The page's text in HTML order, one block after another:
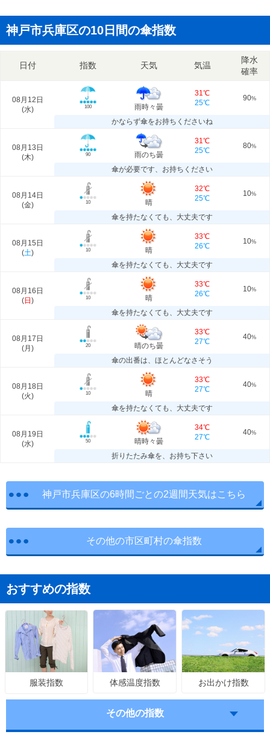
神戸市兵庫区の10日間の傘指数
日付 指数 天気 気温
降水
確率
08月12日
(水) 100 雨時々曇
31℃
25℃
90%
かならず傘をお持ちくださいね
08月13日
(木) 90 雨のち曇
31℃
25℃
80%
傘が必要です、お持ちください
08月14日
(金) 10 晴
32℃
25℃
10%
傘を持たなくても、大丈夫です
08月15日
(土) 10 晴
33℃
26℃
10%
傘を持たなくても、大丈夫です
08月16日
(日 ) 10 晴
33℃
26℃
10%
傘を持たなくても、大丈夫です
08月17日
(月 ) 20 晴のち曇
33℃
27℃
40%
傘の出番は、ほとんどなさそう
08月18日
(火) 10 晴
33℃
27℃
40%
傘を持たなくても、大丈夫です
08月19日
(水) 50 晴時々曇
34℃
27℃
40%
折りたたみ傘を、お持ち下さい
神戸市兵庫区の6時間ごとの2週間天気はこちら
その他の市区町村の傘指数
おすすめの指数
服装指数 体感温度指数 お出かけ指数
その他の指数